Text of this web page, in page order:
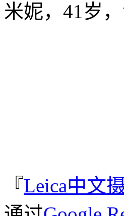
米妮，41岁
『Leica中文